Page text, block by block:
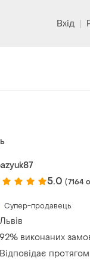
Вхід |
5.0 (7164
Супер-продавець
Львів
92% виконаних
Відповідає